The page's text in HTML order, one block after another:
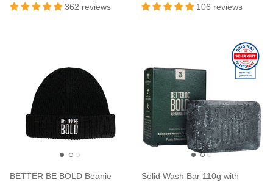
362 reviews
106 reviews
BETTER BE BOLD Beanie
Solid Wash Bar 110g with